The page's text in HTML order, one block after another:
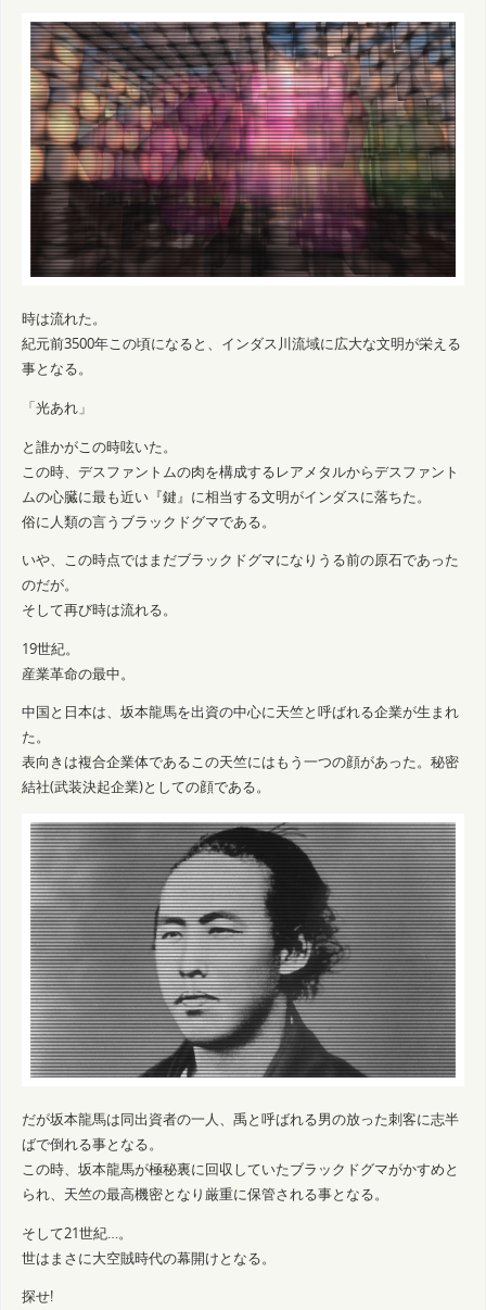
時は流れた。
紀元前3500年この頃になると、インダス川流域に広大な文明が栄える
事となる。
「光あれ」
と誰かがこの時呟いた。
この時、デスファントムの肉を構成するレアメタルからデスファント
ムの心臓に最も近い『鍵』に相当する文明がインダスに落ちた。
俗に人類の言うブラックドグマである。
いや、この時点ではまだブラックドグマになりうる前の原石であった
のだが。
そして再び時は流れる。
19世紀。
産業革命の最中。
中国と日本は、坂本龍馬を出資の中心に天竺と呼ばれる企業が生まれ
た。
表向きは複合企業体であるこの天竺にはもう一つの顔があった。秘密
結社(武装決起企業)としての顔である。
だが坂本龍馬は同出資者の一人、禹と呼ばれる男の放った刺客に志半
ばで倒れる事となる。
この時、坂本龍馬が極秘裏に回収していたブラックドグマがかすめと
られ、天竺の最高機密となり厳重に保管される事となる。
そして21世紀…。
世はまさに大空賊時代の幕開けとなる。
探せ!